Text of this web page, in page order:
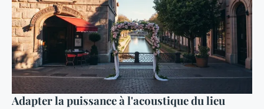
Adapter la puissance à l'acoustique du lieu